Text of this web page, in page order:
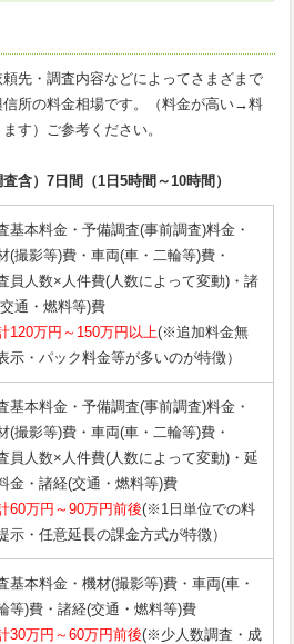
先・調査内容などによってさまざまで
所の料金相場です。（料金が高い→料
す）ご参考ください。
含）7日間（1日5時間～10時間）
基本料金・予備調査(事前調査)料金・
(撮影等)費・車両(車・二輪等)費・
員人数×人件費(人数によって変動)・諸
通・燃料等)費
120万円～150万円以上(※追加料金無
示・パック料金等が多いのが特徴）
基本料金・予備調査(事前調査)料金・
(撮影等)費・車両(車・二輪等)費・
員人数×人件費(人数によって変動)・延
金・諸経(交通・燃料等)費
60万円～90万円前後(※1日単位での料
示・任意延長の課金方式が特徴）
基本料金・機材(撮影等)費・車両(車・
等)費・諸経(交通・燃料等)費
30万円～60万円前後(※少人数調査・成